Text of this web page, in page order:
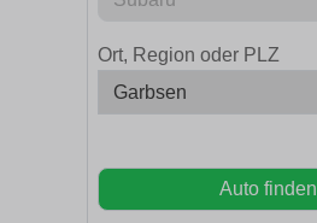
Ort, Region oder PLZ
Auto finden